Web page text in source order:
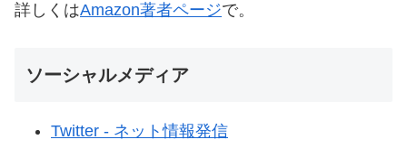
詳しくはAmazon著者ページで。
ソーシャルメディア
Twitter - ネット情報発信